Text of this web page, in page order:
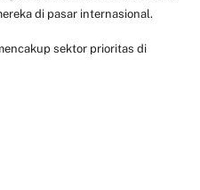
di pasar internasional.
sektor prioritas di